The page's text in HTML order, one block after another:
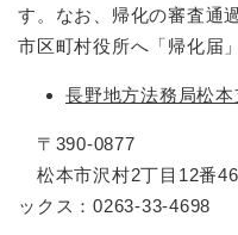
す。なお、帰化の審査通
市区町村役所へ「帰化届
長野地方法務局松本
〒390-0877
松本市沢村2丁目12番
ックス：0263-33-4698